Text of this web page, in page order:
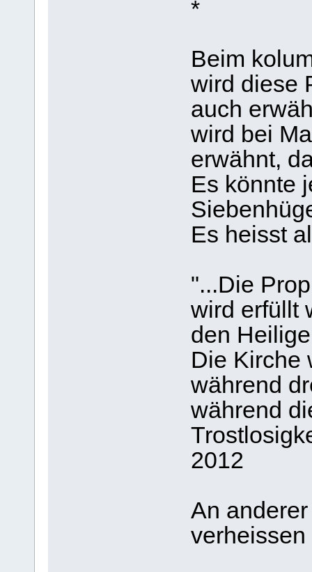
*
Beim
wird diese
auch
wird bei
erwähnt,
Es könnte
Es heisst
"...Die
wird erfüllt
den
Die Kirche
während
während
2012
An